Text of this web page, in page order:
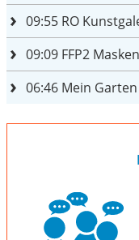
09:55 RO
09:09 FFP2
06:46 Mein Garten